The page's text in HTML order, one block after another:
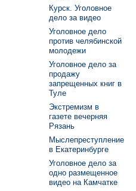
Курск. Уголовное
дело за видео
Уголовное дело
против челябинской
молодежи
Уголовное дело за
продажу
запрещенных книг в
Туле
Экстремизм в
газете вечерняя
Рязань
Мыслепреступление
в Екатеринбурге
Уголовное дело за
одно размещенное
видео на Камчатке